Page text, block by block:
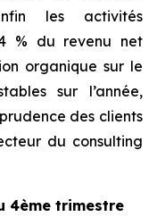
les activités
% du revenu net
organique sur le
sur l’année,
des clients
du consulting
4ème trimestre